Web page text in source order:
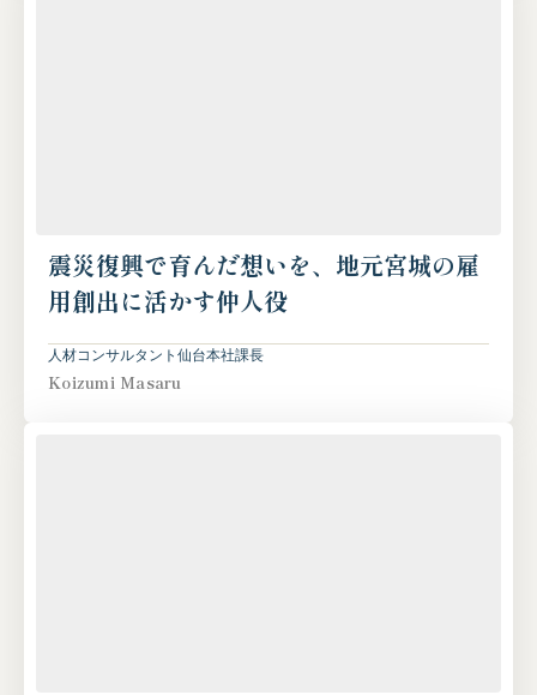
震災復興で育んだ想いを、地元宮城の雇
用創出に活かす仲人役
人材コンサルタント仙台本社課長
Koizumi Masaru